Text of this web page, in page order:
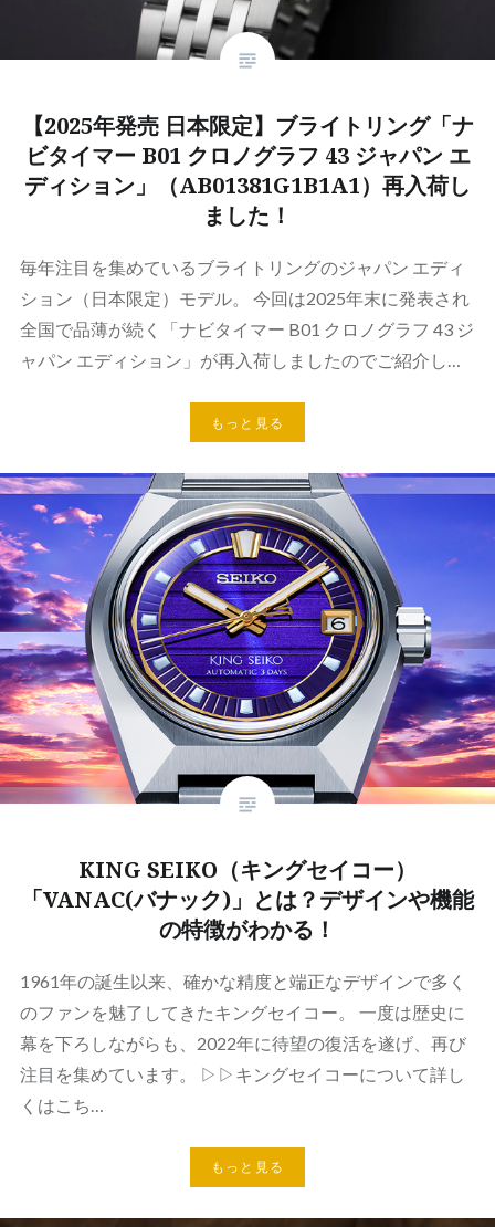
【2025年発売 日本限定】ブライトリング「ナ
ビタイマー B01 クロノグラフ 43 ジャパン エ
ディション」（AB01381G1B1A1）再入荷し
ました！
毎年注目を集めているブライトリングのジャパン エディ
ション（日本限定）モデル。 今回は2025年末に発表され
全国で品薄が続く「ナビタイマー B01 クロノグラフ 43 ジ
ャパン エディション」が再入荷しましたのでご紹介し…
もっと見る
KING SEIKO（キングセイコー）
「VANAC(バナック)」とは？デザインや機能
の特徴がわかる！
1961年の誕生以来、確かな精度と端正なデザインで多く
のファンを魅了してきたキングセイコー。 一度は歴史に
幕を下ろしながらも、2022年に待望の復活を遂げ、再び
注目を集めています。 ▷▷キングセイコーについて詳し
くはこち…
もっと見る